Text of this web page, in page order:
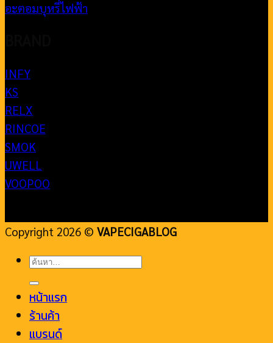
อะตอมบุหรี่ไฟฟ้า
INFY
KS
RELX
RINCOE
SMOK
UWELL
VOOPOO
Copyright 2026 © VAPECIGABLOG
ค้นหา:
หน้าแรก
ร้านค้า
แบรนด์